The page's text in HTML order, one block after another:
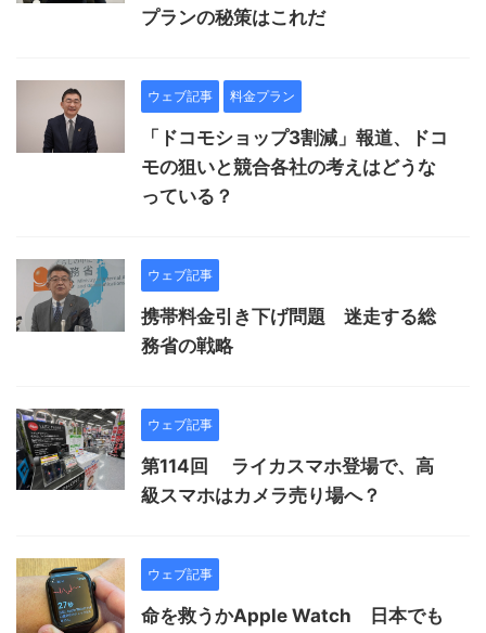
プランの秘策はこれだ
ウェブ記事 料金プラン
「ドコモショップ3割減」報道、ドコ
モの狙いと競合各社の考えはどうな
っている？
ウェブ記事
携帯料金引き下げ問題 迷走する総
務省の戦略
ウェブ記事
第114回 ライカスマホ登場で、高
級スマホはカメラ売り場へ？
ウェブ記事
命を救うかApple Watch 日本でも